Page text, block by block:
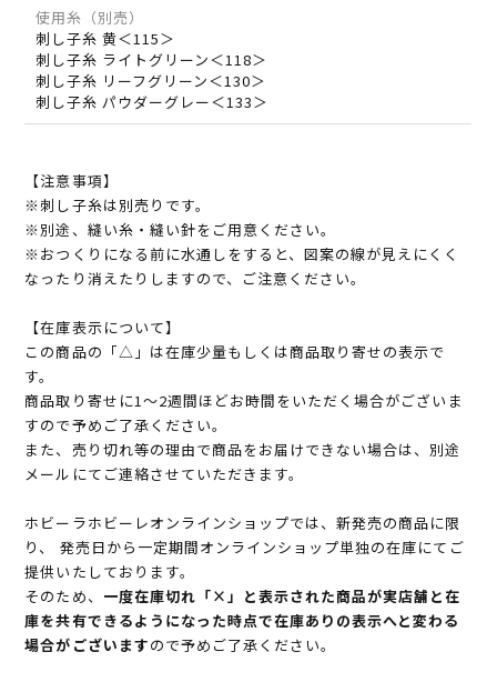
使用糸（別売）
刺し子糸 黄＜115＞
刺し子糸 ライトグリーン＜118＞
刺し子糸 リーフグリーン＜130＞
刺し子糸 パウダーグレー＜133＞
【注意事項】
※刺し子糸は別売りです。
※別途、縫い糸・縫い針をご用意ください。
※おつくりになる前に水通しをすると、図案の線が見えにくく
なったり消えたりしますので、ご注意ください。
【在庫表示について】
この商品の「△」は在庫少量もしくは商品取り寄せの表示で
す。
商品取り寄せに1～2週間ほどお時間をいただく場合がございま
すので予めご了承ください。
また、売り切れ等の理由で商品をお届けできない場合は、別途
メールにてご連絡させていただきます。
ホビーラホビーレオンラインショップでは、新発売の商品に限
り、 発売日から一定期間オンラインショップ単独の在庫にてご
提供いたしております。
そのため、 一度在庫切れ「×」と表示された商品が実店舗と在
庫を共有できるようになった時点で在庫ありの表示へと変わる
場合がございますので予めご了承ください。